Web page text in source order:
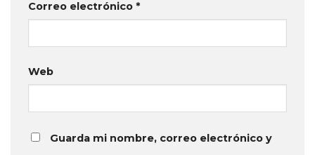
Correo electrónico *
Web
Guarda mi nombre, correo electrónico y